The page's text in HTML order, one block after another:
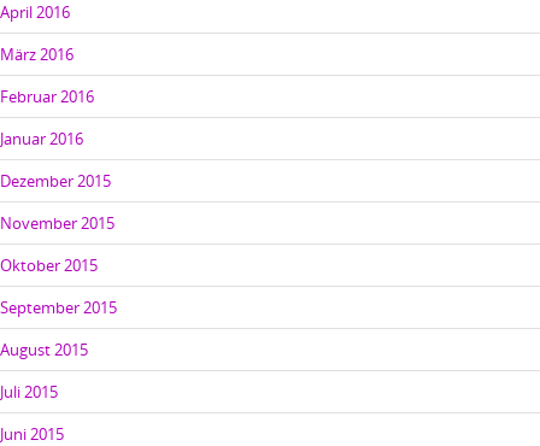
April 2016
März 2016
Februar 2016
Januar 2016
Dezember 2015
November 2015
Oktober 2015
September 2015
August 2015
Juli 2015
Juni 2015